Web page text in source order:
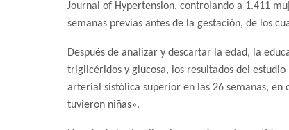
Journal of Hypertension, controlando a 1.411
semanas previas antes de la gestación, de los
Después de analizar y descartar la edad, la
triglicéridos y glucosa, los resultados del
arterial sistólica superior en las 26 semanas,
tuvieron niñas».